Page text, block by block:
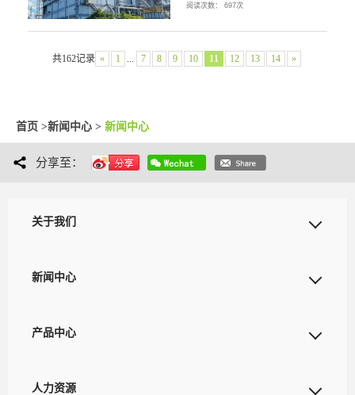
阅读次数： 697次
共162记录 « 1 ... 7 8 9 10 11 12 13 14 »
首页 >新闻中心 > 新闻中心
分享至：
关于我们
新闻中心
产品中心
人力资源